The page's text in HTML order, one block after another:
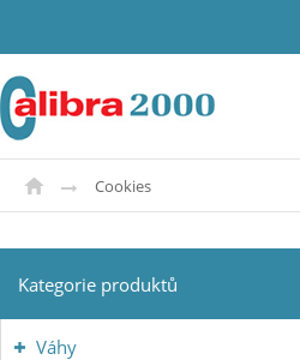
Cookies
Kategorie produktů
Váhy